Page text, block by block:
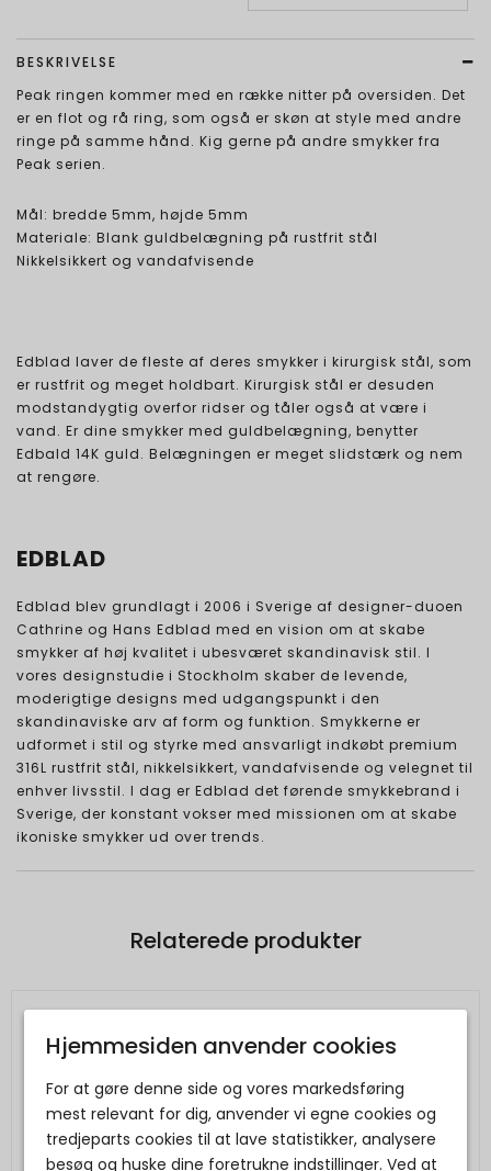
BESKRIVELSE
Peak ringen kommer med en række nitter på oversiden. Det
er en flot og rå ring, som også er skøn at style med andre
ringe på samme hånd. Kig gerne på andre smykker fra
Peak serien.
Mål: bredde 5mm, højde 5mm
Materiale: Blank guldbelægning på rustfrit stål
Nikkelsikkert og vandafvisende
Edblad laver de fleste af deres smykker i kirurgisk stål, som
er rustfrit og meget holdbart. Kirurgisk stål er desuden
modstandygtig overfor ridser og tåler også at være i
vand. Er dine smykker med guldbelægning, benytter
Edbald 14K guld. Belægningen er meget slidstærk og nem
at rengøre.
EDBLAD
Edblad blev grundlagt i 2006 i Sverige af designer-duoen
Cathrine og Hans Edblad med en vision om at skabe
smykker af høj kvalitet i ubesværet skandinavisk stil. I
vores designstudie i Stockholm skaber de levende,
moderigtige designs med udgangspunkt i den
skandinaviske arv af form og funktion. Smykkerne er
udformet i stil og styrke med ansvarligt indkøbt premium
316L rustfrit stål, nikkelsikkert, vandafvisende og velegnet til
enhver livsstil. I dag er Edblad det førende smykkebrand i
Sverige, der konstant vokser med missionen om at skabe
ikoniske smykker ud over trends.
Relaterede produkter
Hjemmesiden anvender cookies
For at gøre denne side og vores markedsføring
mest relevant for dig, anvender vi egne cookies og
tredjeparts cookies til at lave statistikker, analysere
besøg og huske dine foretrukne indstillinger. Ved at